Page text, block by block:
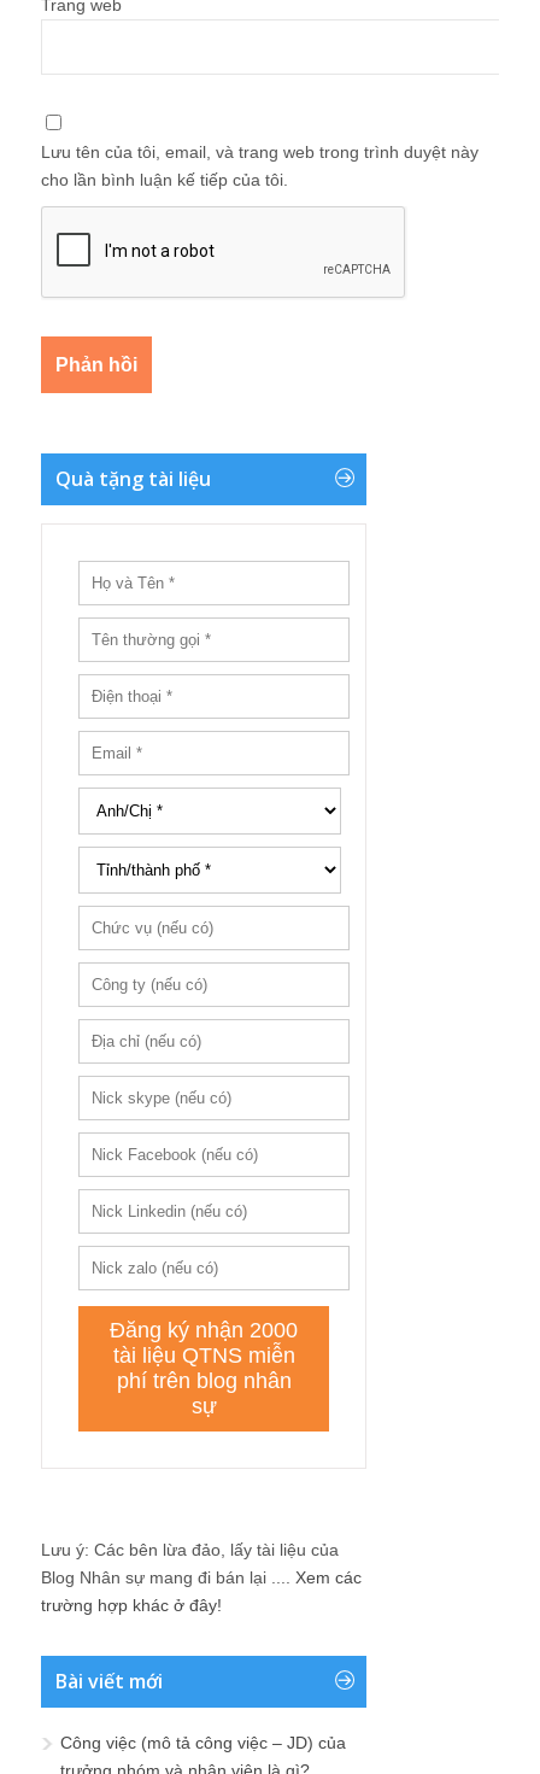
Trang web
Lưu tên của tôi, email, và trang web trong trình duyệt này
cho lần bình luận kế tiếp của tôi.
Quà tặng tài liệu
Lưu ý: Các bên lừa đảo, lấy tài liệu của
Blog Nhân sự mang đi bán lại .... Xem các
trường hợp khác ở đây!
Bài viết mới
Công việc (mô tả công việc – JD) của